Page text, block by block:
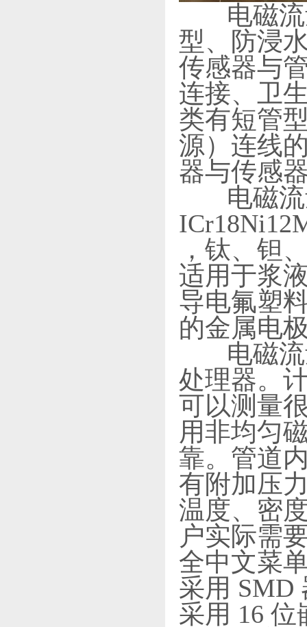
电磁流
型、防浸
传感器与
连接、卫
类有短管
源）连线
器与传感
电磁流
，钛、钽
适用于浆
导电氟塑
的金属电
电磁流
处理器。
可以测量
用非均匀
靠。管道
有附加压
温度、密
户实际需
全中文菜
采用 SMD
采用 16